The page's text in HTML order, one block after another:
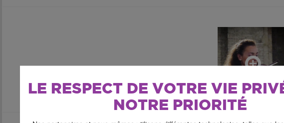
LE RESPECT DE VOTRE VIE
NOTRE PRIORITÉ